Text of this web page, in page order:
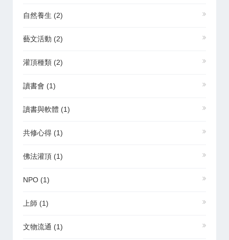
自然養生 (2)
藝文活動 (2)
灌頂種類 (2)
讀書會 (1)
讀書與軟體 (1)
共修心得 (1)
佛法灌頂 (1)
NPO (1)
上師 (1)
文物流通 (1)